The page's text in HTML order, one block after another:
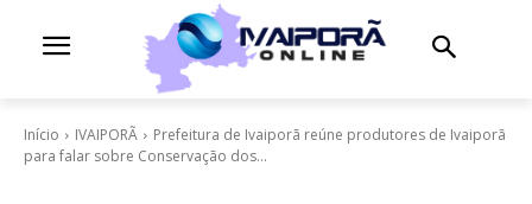
Início IVAIPORÃ
Prefeitura de Ivaiporã reúne produtores de Ivaiporã
para falar sobre Conservação dos...